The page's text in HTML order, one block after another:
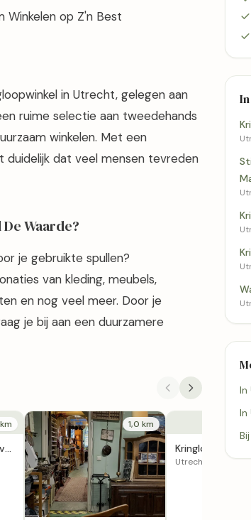
Winkelen op Z'n Best
in Utrecht, gelegen aan
ruime selectie aan tweedehands
winkelen. Met een
duidelijk dat veel mensen tevreden
Waarde?
je gebruikte spullen?
van kleding, meubels,
en nog veel meer. Door je
je bij aan een duurzamere
1,0 km
Kringloop
in Utrecht
Utrecht
In
In